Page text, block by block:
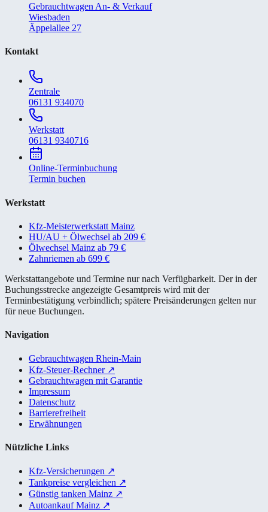
Gebrauchtwagen An- & Verkauf
Wiesbaden
Äppelallee 27
Kontakt
Zentrale
06131 934070
Werkstatt
06131 9340716
Online-Terminbuchung
Termin buchen
Werkstatt
Kfz-Meisterwerkstatt Mainz
HU/AU + Ölwechsel ab 209 €
Ölwechsel Mainz ab 79 €
Zahnriemen ab 699 €
Werkstattangebote und Termine nur nach Verfügbarkeit. Der in der
Buchungsstrecke angezeigte Gesamtpreis wird mit der
Terminbestätigung verbindlich; spätere Preisänderungen gelten nur
für neue Buchungen.
Navigation
Gebrauchtwagen Rhein-Main
Kfz-Steuer-Rechner ↗
Gebrauchtwagen mit Garantie
Impressum
Datenschutz
Barrierefreiheit
Erwähnungen
Nützliche Links
Kfz-Versicherungen ↗
Tankpreise vergleichen ↗
Günstig tanken Mainz ↗
Autoankauf Mainz ↗